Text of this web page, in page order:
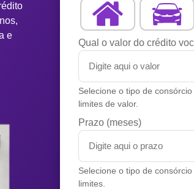
e
Qual o valor do crédito
Selecione o tipo de
limites de valor.
Prazo (meses)
Selecione o tipo de
limites.